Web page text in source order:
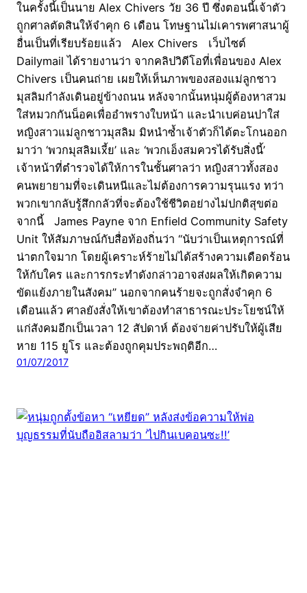
ในครั้งนี้เป็นนาย Alex Chivers วัย 36 ปี ซึ่งตอนนี้เจ้าตัว
ถูกศาลตัดสินให้จำคุก 6 เดือน โทษฐานไม่เคารพศาสนาผู้
อื่นเป็นที่เรียบร้อยแล้ว Alex Chivers เว็บไซต์
Dailymail ได้รายงานว่า จากคลิปวิดีโอที่เพื่อนของ Alex
Chivers เป็นคนถ่าย เผยให้เห็นภาพของสองแม่ลูกชาว
มุสลิมกำลังเดินอยู่ข้างถนน หลังจากนั้นหนุ่มผู้ต้องหาสวม
ใส่หมวกกันน็อคเพื่ออำพรางใบหน้า และนำเบค่อนปาใส่
หญิงสาวแม่ลูกชาวมุสลิม มิหนำซ้ำเจ้าตัวก็ได้ตะโกนออก
มาว่า ‘พวกมุสลิมเxี้ย’ และ ‘พวกเอ็งสมควรได้รับสิ่งนี้’
เจ้าหน้าที่ตำรวจได้ให้การในชั้นศาลว่า หญิงสาวทั้งสอง
คนพยายามที่จะเดินหนีและไม่ต้องการความรุนแรง ทว่า
พวกเขากลับรู้สึกกลัวที่จะต้องใช้ชีวิตอย่างไม่ปกติสุขต่อ
จากนี้ James Payne จาก Enfield Community Safety
Unit ให้สัมภาษณ์กับสื่อท้องถิ่นว่า “นับว่าเป็นเหตุการณ์ที่
น่าตกใจมาก โดยผู้เคราะห์ร้ายไม่ได้สร้างความเดือดร้อน
ให้กับใคร และการกระทำดังกล่าวอาจส่งผลให้เกิดความ
ขัดแย้งภายในสังคม” นอกจากคนร้ายจะถูกสั่งจำคุก 6
เดือนแล้ว ศาลยังสั่งให้เขาต้องทำสาธารณะประโยชน์ให้
แก่สังคมอีกเป็นเวลา 12 สัปดาห์ ต้องจ่ายค่าปรับให้ผู้เสีย
หาย 115 ยูโร และต้องถูกคุมประพฤติอีก…
01/07/2017